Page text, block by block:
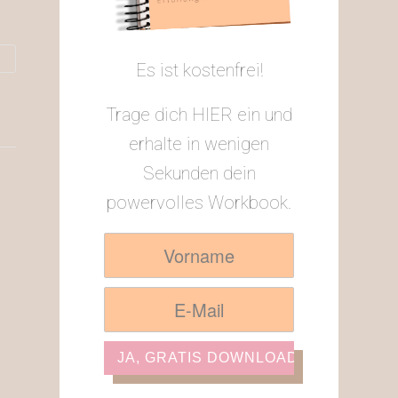
Es ist kostenfrei!
Trage dich HIER ein und
erhalte in wenigen
Sekunden dein
powervolles Workbook.